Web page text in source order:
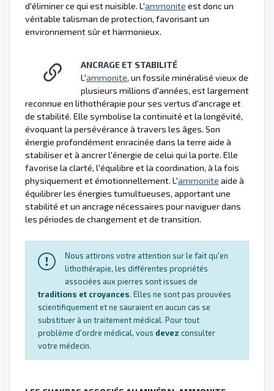
d'éliminer ce qui est nuisible. L'ammonite est donc un
véritable talisman de protection, favorisant un
environnement sûr et harmonieux.
ANCRAGE ET STABILITÉ
L'ammonite, un fossile minéralisé vieux de
plusieurs millions d'années, est largement
reconnue en lithothérapie pour ses vertus d'ancrage et
de stabilité. Elle symbolise la continuité et la longévité,
évoquant la persévérance à travers les âges. Son
énergie profondément enracinée dans la terre aide à
stabiliser et à ancrer l'énergie de celui qui la porte. Elle
favorise la clarté, l'équilibre et la coordination, à la fois
physiquement et émotionnellement. L'ammonite aide à
équilibrer les énergies tumultueuses, apportant une
stabilité et un ancrage nécessaires pour naviguer dans
les périodes de changement et de transition.
Nous attirons votre attention sur le fait qu'en
lithothérapie, les différentes propriétés
associées aux pierres sont issues de
traditions et croyances. Elles ne sont pas prouvées
scientifiquement et ne sauraient en aucun cas se
substituer à un traitement médical. Pour tout
problème d'ordre médical, vous devez consulter
votre médecin.